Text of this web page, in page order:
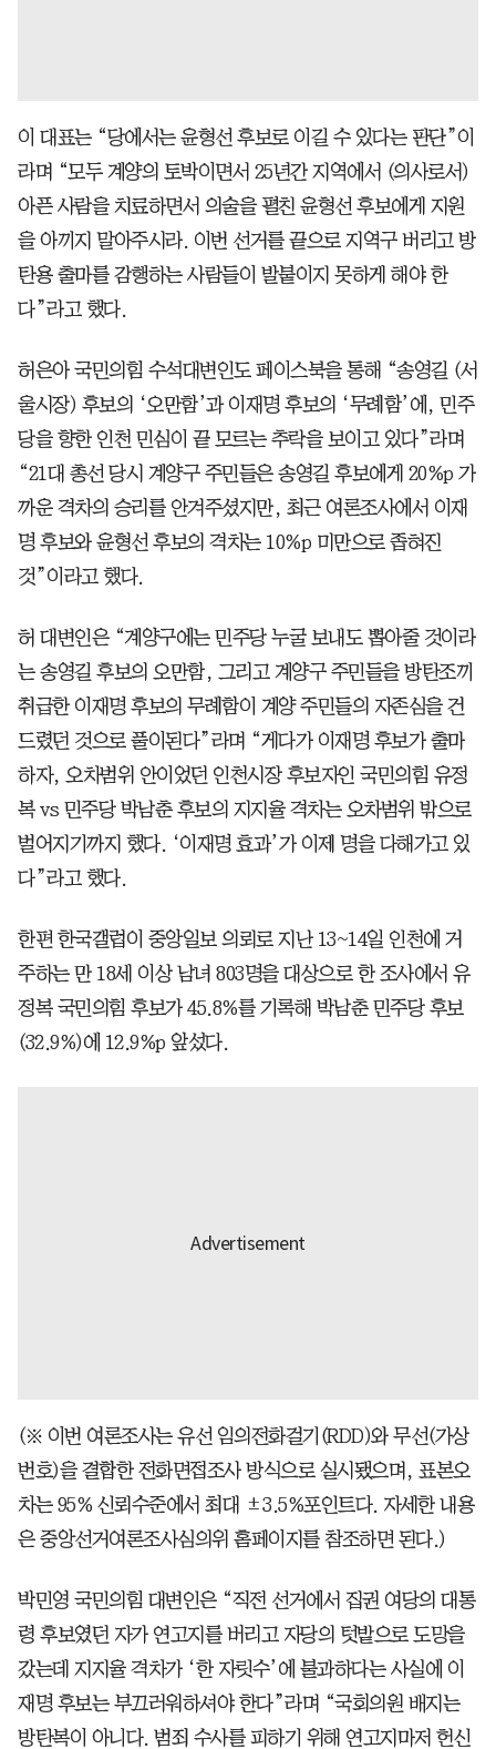
이 대표는 “당에서는 윤형선 후보로 이길 수 있다는 판단”이
라며 “모두 계양의 토박이면서 25년간 지역에서 (의사로서)
아픈 사람을 치료하면서 의술을 펼친 윤형선 후보에게 지원
을 아끼지 말아주시라. 이번 선거를 끝으로 지역구 버리고 방
탄용 출마를 감행하는 사람들이 발붙이지 못하게 해야 한
다”라고 했다.
허은아 국민의힘 수석대변인도 페이스북을 통해 “송영길 (서
울시장) 후보의 ‘오만함’과 이재명 후보의 ‘무례함’에, 민주
당을 향한 인천 민심이 끝 모르는 추락을 보이고 있다”라며
“21대 총선 당시 계양구 주민들은 송영길 후보에게 20%p 가
까운 격차의 승리를 안겨주셨지만, 최근 여론조사에서 이재
명 후보와 윤형선 후보의 격차는 10%p 미만으로 좁혀진
것”이라고 했다.
허 대변인은 “계양구에는 민주당 누굴 보내도 뽑아줄 것이라
는 송영길 후보의 오만함, 그리고 계양구 주민들을 방탄조끼
취급한 이재명 후보의 무례함이 계양 주민들의 자존심을 건
드렸던 것으로 풀이된다”라며 “게다가 이재명 후보가 출마
하자, 오차범위 안이었던 인천시장 후보자인 국민의힘 유정
복 vs 민주당 박남춘 후보의 지지율 격차는 오차범위 밖으로
벌어지기까지 했다. ‘이재명 효과’가 이제 명을 다해가고 있
다”라고 했다.
한편 한국갤럽이 중앙일보 의뢰로 지난 13~14일 인천에 거
주하는 만 18세 이상 남녀 803명을 대상으로 한 조사에서 유
정복 국민의힘 후보가 45.8%를 기록해 박남춘 민주당 후보
(32.9%)에 12.9%p 앞섰다.
(※ 이번 여론조사는 유선 임의전화걸기(RDD)와 무선(가상
번호)을 결합한 전화면접조사 방식으로 실시됐으며, 표본오
차는 95% 신뢰수준에서 최대 ±3.5%포인트다. 자세한 내용
은 중앙선거여론조사심의위 홈페이지를 참조하면 된다.)
박민영 국민의힘 대변인은 “직전 선거에서 집권 여당의 대통
령 후보였던 자가 연고지를 버리고 자당의 텃밭으로 도망을
갔는데 지지율 격차가 ‘한 자릿수’에 불과하다는 사실에 이
재명 후보는 부끄러워하셔야 한다”라며 “국회의원 배지는
방탄복이 아니다. 범죄 수사를 피하기 위해 연고지마저 헌신